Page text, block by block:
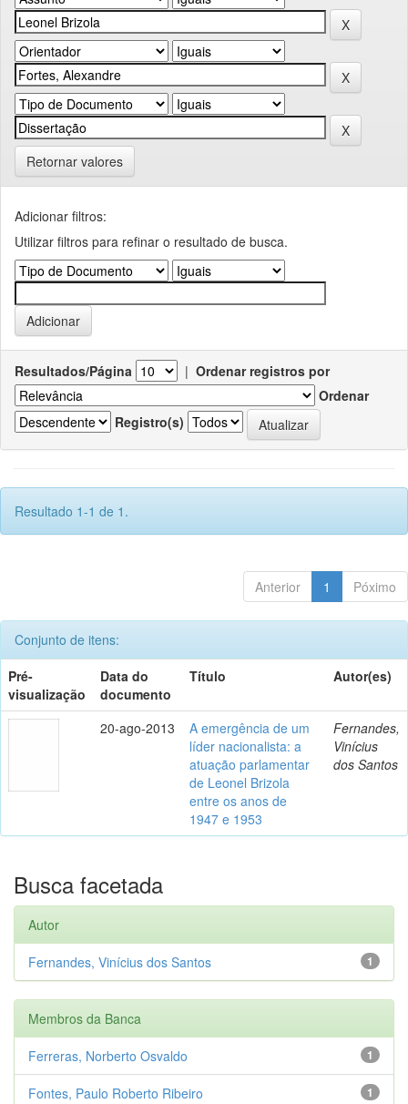
Retornar valores
Adicionar filtros:
Utilizar filtros para refinar o resultado de busca.
Resultados/Página | Ordenar registros por
Ordenar
Registro(s)
Resultado 1-1 de 1.
Anterior 1 Póximo
Conjunto de itens:
Pré-
visualização
Data do
documento
Título Autor(es)
20-ago-2013
A emergência de um
líder nacionalista: a
atuação parlamentar
de Leonel Brizola
entre os anos de
1947 e 1953
Fernandes,
Vinícius
dos Santos
Busca facetada
Autor
1
Fernandes, Vinícius dos Santos
Membros da Banca
1
Ferreras, Norberto Osvaldo
1
Fontes, Paulo Roberto Ribeiro